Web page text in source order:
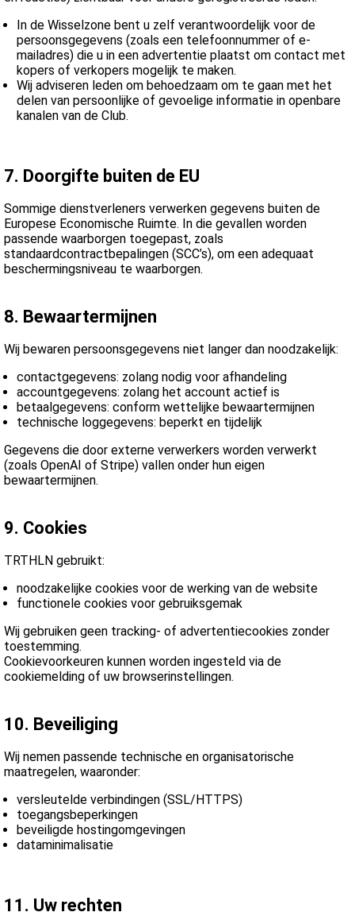
In de Wisselzone bent u zelf verantwoordelijk voor de
persoonsgegevens (zoals een telefoonnummer of e-
mailadres) die u in een advertentie plaatst om contact met
kopers of verkopers mogelijk te maken.
Wij adviseren leden om behoedzaam om te gaan met het
delen van persoonlijke of gevoelige informatie in openbare
kanalen van de Club.
7. Doorgifte buiten de EU
Sommige dienstverleners verwerken gegevens buiten de
Europese Economische Ruimte. In die gevallen worden
passende waarborgen toegepast, zoals
standaardcontractbepalingen (SCC’s), om een adequaat
beschermingsniveau te waarborgen.
8. Bewaartermijnen
Wij bewaren persoonsgegevens niet langer dan noodzakelijk:
contactgegevens: zolang nodig voor afhandeling
accountgegevens: zolang het account actief is
betaalgegevens: conform wettelijke bewaartermijnen
technische loggegevens: beperkt en tijdelijk
Gegevens die door externe verwerkers worden verwerkt
(zoals OpenAI of Stripe) vallen onder hun eigen
bewaartermijnen.
9. Cookies
TRTHLN gebruikt:
noodzakelijke cookies voor de werking van de website
functionele cookies voor gebruiksgemak
Wij gebruiken geen tracking- of advertentiecookies zonder
toestemming.
Cookievoorkeuren kunnen worden ingesteld via de
cookiemelding of uw browserinstellingen.
10. Beveiliging
Wij nemen passende technische en organisatorische
maatregelen, waaronder:
versleutelde verbindingen (SSL/HTTPS)
toegangsbeperkingen
beveiligde hostingomgevingen
dataminimalisatie
11. Uw rechten